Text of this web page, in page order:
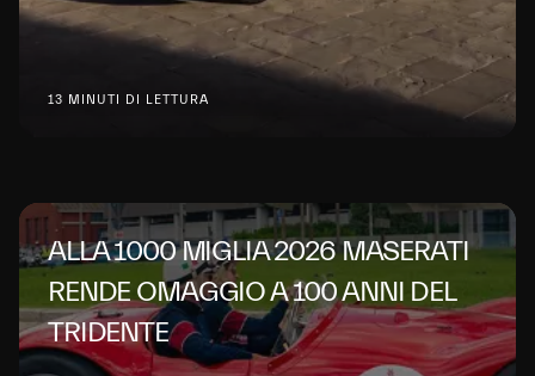
13 MINUTI DI LETTURA
ALLA 1000 MIGLIA 2026 MASERATI
RENDE OMAGGIO A 100 ANNI DEL
TRIDENTE